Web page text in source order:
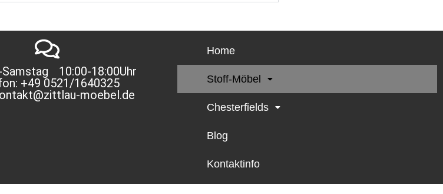
Home
Stoff-Möbel
Chesterfields
Blog
Kontaktinfo
10:00-18:00Uhr
+49 0521/1640325
moebel.de